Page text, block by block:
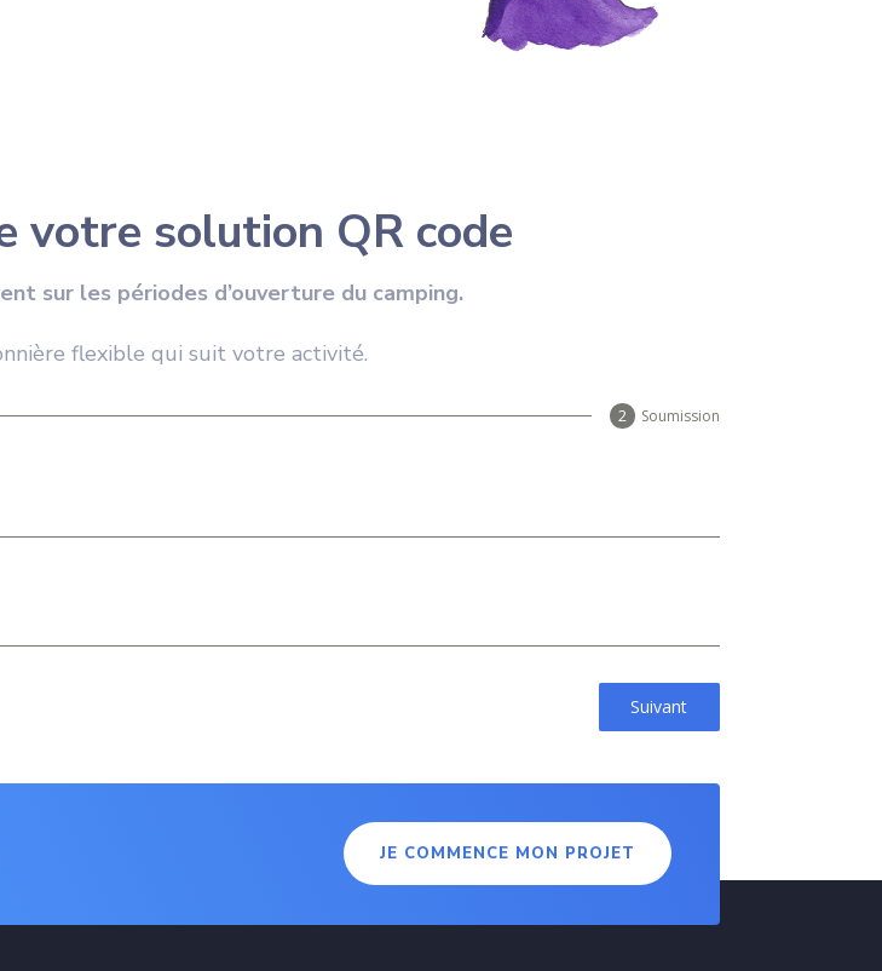
votre solution QR code
sur les périodes d’ouverture du camping.
flexible qui suit votre activité.
Soumission
Suivant
JE COMMENCE MON PROJET